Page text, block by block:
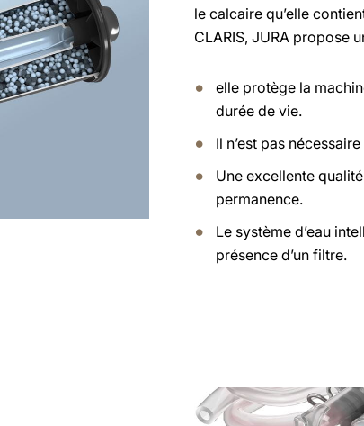
le calcaire qu’elle
CLARIS, JURA propose
elle protège la
durée de vie.
Il n’est pas
Une excellente
permanence.
Le système d’eau
présence d’un filtre.